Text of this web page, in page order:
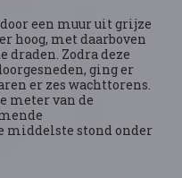
een muur uit grijze
hoog, met daarboven
draden. Zodra deze
ging er
er zes wachttorens.
meter van de
middelste stond onder